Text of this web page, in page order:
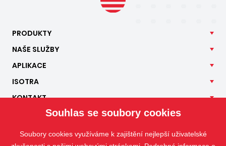
PRODUKTY
NAŠE SLUŽBY
APLIKACE
ISOTRA
KONTAKT
Souhlas se soubory cookies
Soubory cookies využíváme k zajištění nejlepší uživatelské